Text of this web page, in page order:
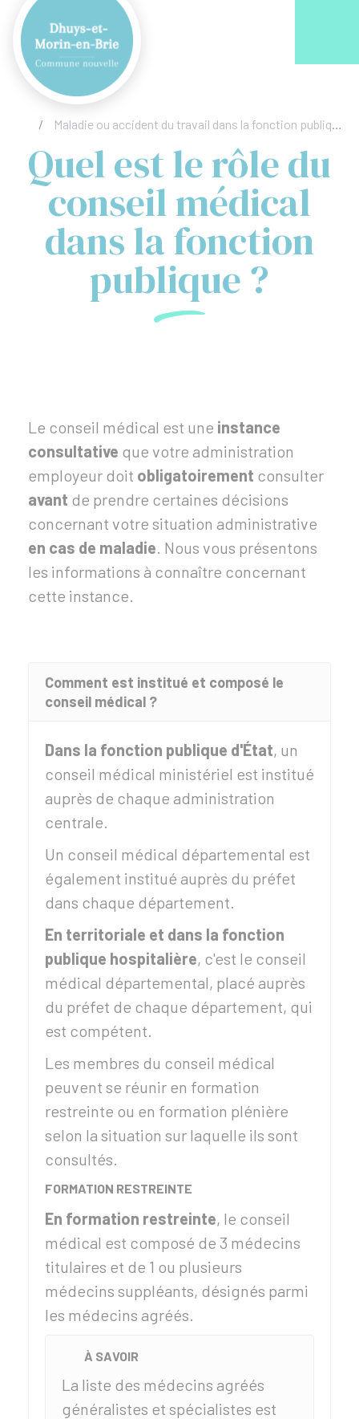
/ Maladie ou accident du travail dans la fonction publique
Quel est le rôle du
conseil médical
dans la fonction
publique ?
Le conseil médical est une instance
consultative que votre administration
employeur doit obligatoirement consulter
avant de prendre certaines décisions
concernant votre situation administrative
en cas de maladie. Nous vous présentons
les informations à connaître concernant
cette instance.
Comment est institué et composé le
conseil médical ?
Dans la fonction publique d'État, un
conseil médical ministériel est institué
auprès de chaque administration
centrale.
Un conseil médical départemental est
également institué auprès du préfet
dans chaque département.
En territoriale et dans la fonction
publique hospitalière, c'est le conseil
médical départemental, placé auprès
du préfet de chaque département, qui
est compétent.
Les membres du conseil médical
peuvent se réunir en formation
restreinte ou en formation plénière
selon la situation sur laquelle ils sont
consultés.
FORMATION RESTREINTE
En formation restreinte, le conseil
médical est composé de 3 médecins
titulaires et de 1 ou plusieurs
médecins suppléants, désignés parmi
les médecins agréés.
À SAVOIR
La liste des médecins agréés
généralistes et spécialistes est